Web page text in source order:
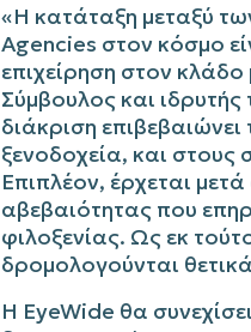
«Η κατάταξη μεταξύ
Agencies στον κόσμο
επιχείρηση στον
Σύμβουλος και ιδρυτής
διάκριση
ξενοδοχεία, και στους
Επιπλέον, έρχεται
αβεβαιότητας που
φιλοξενίας. Ως εκ
δρομολογούνται
Η EyeWide θα